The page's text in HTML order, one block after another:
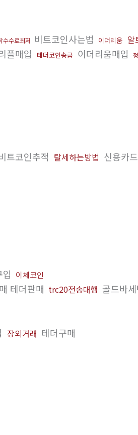
수수료최저 비트코인사는법 이더리움 알
플매입 테더코인송금 이더리움매입
트코인추적 탈세하는방법 신용카
이체코인
테더판매 trc20전송대행 골드바
장외거래 테더구매